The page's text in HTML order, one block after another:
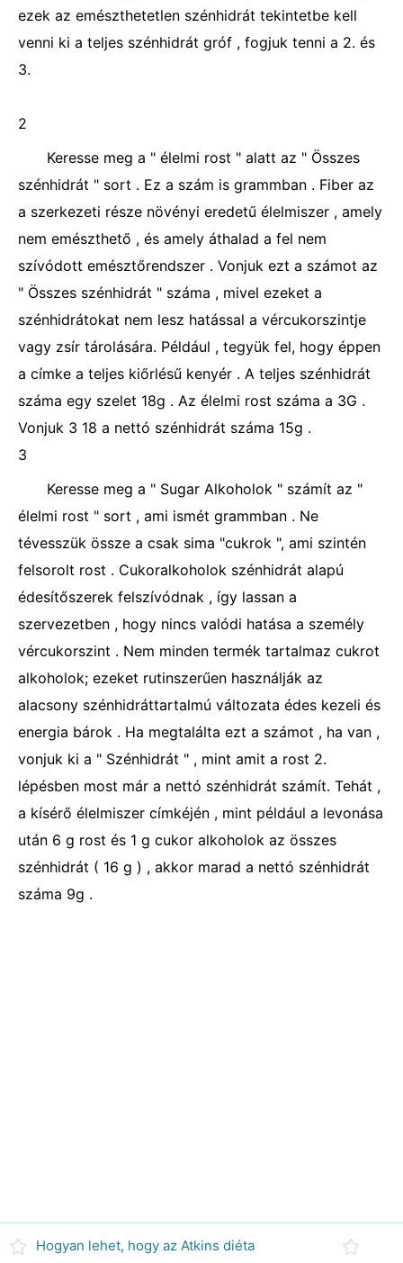
ezek az emészthetetlen szénhidrát tekintetbe kell
venni ki a teljes szénhidrát gróf , fogjuk tenni a 2. és
3.
2
Keresse meg a " élelmi rost " alatt az " Összes
szénhidrát " sort . Ez a szám is grammban . Fiber az
a szerkezeti része növényi eredetű élelmiszer , amely
nem emészthető , és amely áthalad a fel nem
szívódott emésztőrendszer . Vonjuk ezt a számot az
" Összes szénhidrát " száma , mivel ezeket a
szénhidrátokat nem lesz hatással a vércukorszintje
vagy zsír tárolására. Például , tegyük fel, hogy éppen
a címke a teljes kiőrlésű kenyér . A teljes szénhidrát
száma egy szelet 18g . Az élelmi rost száma a 3G .
Vonjuk 3 18 a nettó szénhidrát száma 15g .
3
Keresse meg a " Sugar Alkoholok " számít az "
élelmi rost " sort , ami ismét grammban . Ne
tévesszük össze a csak sima "cukrok ", ami szintén
felsorolt ​​rost . Cukoralkoholok szénhidrát alapú
édesítőszerek felszívódnak , így lassan a
szervezetben , hogy nincs valódi hatása a személy
vércukorszint . Nem minden termék tartalmaz cukrot
alkoholok; ezeket rutinszerűen használják az
alacsony szénhidráttartalmú változata édes kezeli és
energia bárok . Ha megtalálta ezt a számot , ha van ,
vonjuk ki a " Szénhidrát " , mint amit a rost 2.
lépésben most már a nettó szénhidrát számít. Tehát ,
a kísérő élelmiszer címkéjén , mint például a levonása
után 6 g rost és 1 g cukor alkoholok az összes
szénhidrát ( 16 g ) , akkor marad a nettó szénhidrát
száma 9g .
Hogyan lehet, hogy az Atkins diéta